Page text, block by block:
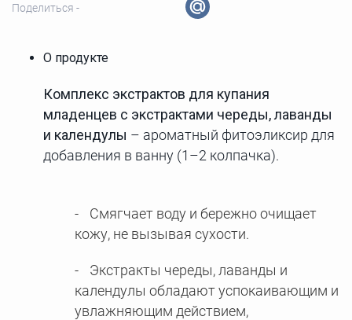
Поделиться -
О продукте
Комплекс экстрактов для купания
младенцев с экстрактами череды, лаванды
и календулы – ароматный фитоэликсир для
добавления в ванну (1–2 колпачка).
Смягчает воду и бережно очищает
кожу, не вызывая сухости.
Экстракты череды, лаванды и
календулы обладают успокаивающим и
увлажняющим действием,